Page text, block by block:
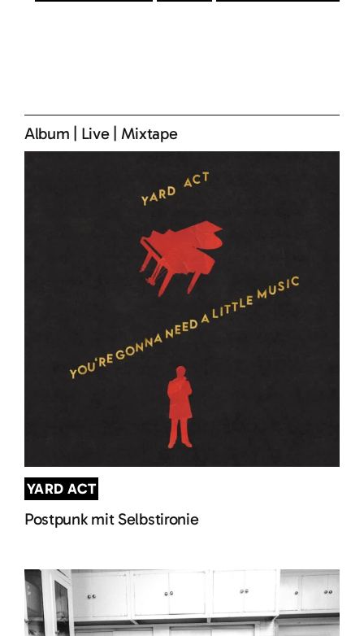
Album Live| Mixtape
YARD ACT
Postpunk mit Selbstironie